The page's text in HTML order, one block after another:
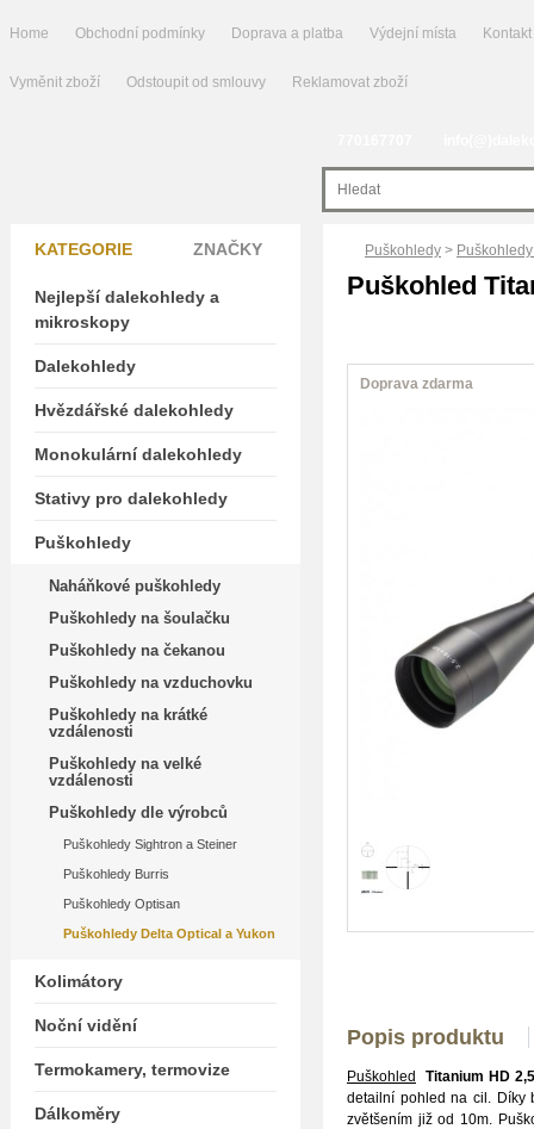
Home Obchodní podmínky Doprava a platba Výdejní místa Kontakt
Vyměnit zboží Odstoupit od smlouvy Reklamovat zboží
Puškohledy >
Puškohled
Doprava zdarma
Popis produktu
Puškohled
Titanium HD
detailní pohled na cil. Díky
zvětšením již od 10m.
KATEGORIE ZNAČKY
Nejlepší dalekohledy a
mikroskopy
Dalekohledy
Hvězdářské dalekohledy
Monokulární dalekohledy
Stativy pro dalekohledy
Puškohledy
Naháňkové puškohledy
Puškohledy na šoulačku
Puškohledy na čekanou
Puškohledy na vzduchovku
Puškohledy na krátké
vzdálenosti
Puškohledy na velké
vzdálenosti
Puškohledy dle výrobců
Puškohledy Sightron a Steiner
Puškohledy Burris
Puškohledy Optisan
Puškohledy Delta Optical a Yukon
Kolimátory
Noční vidění
Termokamery, termovize
Dálkoměry